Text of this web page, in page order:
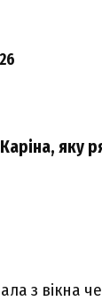
яку
з вікна